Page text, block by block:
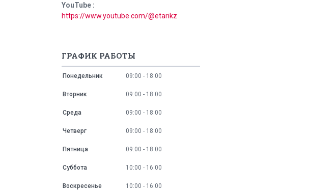
YouTube
https://www.youtube.com/@etarikz
ГРАФИК РАБОТЫ
Понедельник 09:00 18:00
Вторник 09:00 18:00
Среда 09:00 18:00
Четверг 09:00 18:00
Пятница 09:00 18:00
Суббота 10:00 16:00
Воскресенье 10:00 16:00